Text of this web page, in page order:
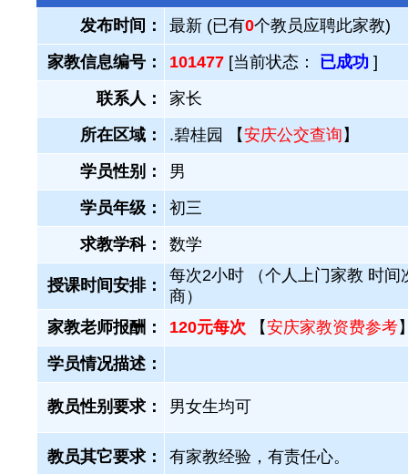
发布时间： 最新 (已有0个教员应聘此家教)
家教信息编号：
101477 [当前状态： 已成功 ]
联系人：
家长
所在区域：
.碧桂园 【安庆公交查询 】
学员性别：
男
学员年级：
初三
求教学科：
数学
授课时间安排：
每次2小时 （个人上门家教 时间
商）
家教老师报酬：
120元每次 【安庆家教资费参考
学员情况描述：
教员性别要求： 男女生均可
教员其它要求： 有家教经验，有责任心。